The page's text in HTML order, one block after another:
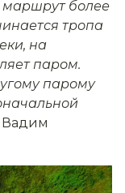
более
тропа
на
паром.
парому
Вадим